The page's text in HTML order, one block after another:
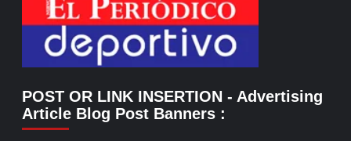
POST OR LINK INSERTION - Advertising
Article Blog Post Banners :